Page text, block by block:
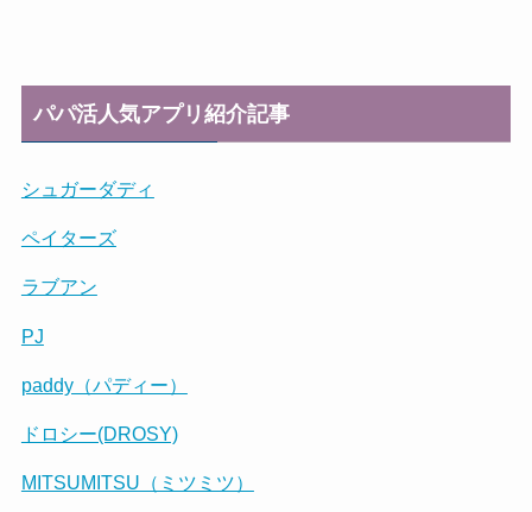
パパ活人気アプリ紹介記事
シュガーダディ
ペイターズ
ラブアン
PJ
paddy（パディー）
ドロシー(DROSY)
MITSUMITSU（ミツミツ）